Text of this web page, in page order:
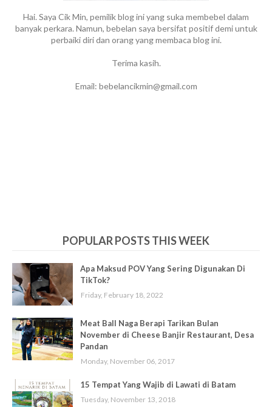
Hai. Saya Cik Min, pemilik blog ini yang suka membebel dalam
banyak perkara. Namun, bebelan saya bersifat positif demi untuk
perbaiki diri dan orang yang membaca blog ini.
Terima kasih.
Email: bebelancikmin@gmail.com
POPULAR POSTS THIS WEEK
Apa Maksud POV Yang Sering Digunakan Di
TikTok?
Friday, February 18, 2022
Meat Ball Naga Berapi Tarikan Bulan
November di Cheese Banjir Restaurant, Desa
Pandan
Monday, November 06, 2017
15 Tempat Yang Wajib di Lawati di Batam
Tuesday, November 13, 2018